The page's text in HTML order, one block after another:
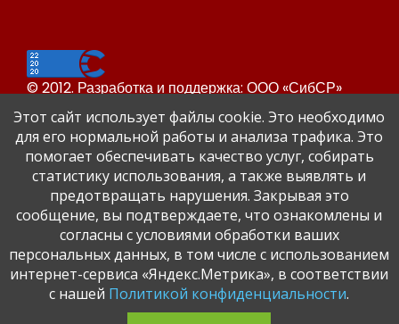
© 2012. Разработка и поддержка: ООО «СибСР»
Все права защищены законом и международными
соглашениями.
Сайт Динского района
Официальный сайт администрации Краснодарского
края.
Этот сайт использует файлы cookie. Это необходимо
для его нормальной работы и анализа трафика. Это
помогает обеспечивать качество услуг, собирать
статистику использования, а также выявлять и
предотвращать нарушения. Закрывая это
сообщение, вы подтверждаете, что ознакомлены и
согласны с условиями обработки ваших
персональных данных, в том числе с использованием
интернет-сервиса «Яндекс.Метрика», в соответствии
с нашей Политикой конфиденциальности.